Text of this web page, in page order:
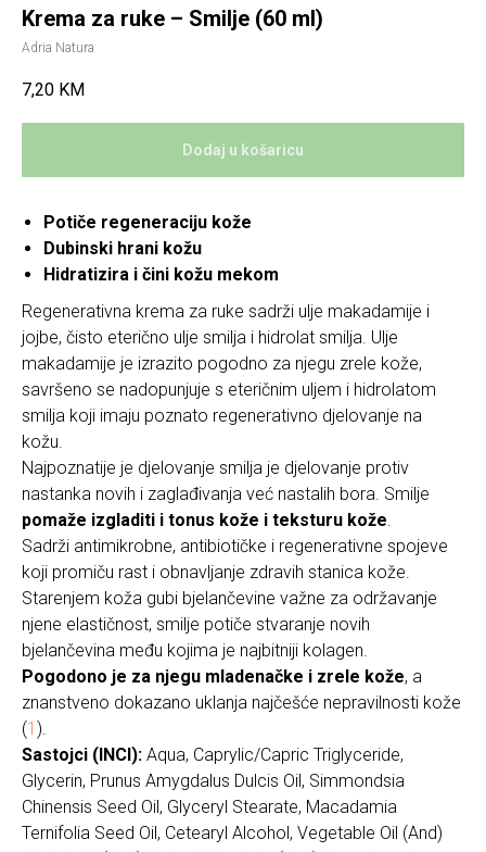
Krema za ruke – Smilje (60 ml)
Adria Natura
7,20 KM
Dodaj u košaricu
Potiče regeneraciju kože
Dubinski hrani kožu
Hidratizira i čini kožu mekom
Regenerativna krema za ruke sadrži ulje makadamije i
jojbe, čisto eterično ulje smilja i hidrolat smilja. Ulje
makadamije je izrazito pogodno za njegu zrele kože,
savršeno se nadopunjuje s eteričnim uljem i hidrolatom
smilja koji imaju poznato regenerativno djelovanje na
kožu.
Najpoznatije je djelovanje smilja je djelovanje protiv
nastanka novih i zaglađivanja već nastalih bora. Smilje
pomaže izgladiti i tonus kože i teksturu kože.
Sadrži antimikrobne, antibiotičke i regenerativne spojeve
koji promiču rast i obnavljanje zdravih stanica kože.
Starenjem koža gubi bjelančevine važne za održavanje
njene elastičnost, smilje potiče stvaranje novih
bjelančevina među kojima je najbitniji kolagen.
Pogodono je za njegu mladenačke i zrele kože, a
znanstveno dokazano uklanja najčešće nepravilnosti kože
(1 ).
Sastojci (INCI): Aqua, Caprylic/Capric Triglyceride,
Glycerin, Prunus Amygdalus Dulcis Oil, Simmondsia
Chinensis Seed Oil, Glyceryl Stearate, Macadamia
Ternifolia Seed Oil, Cetearyl Alcohol, Vegetable Oil (And)